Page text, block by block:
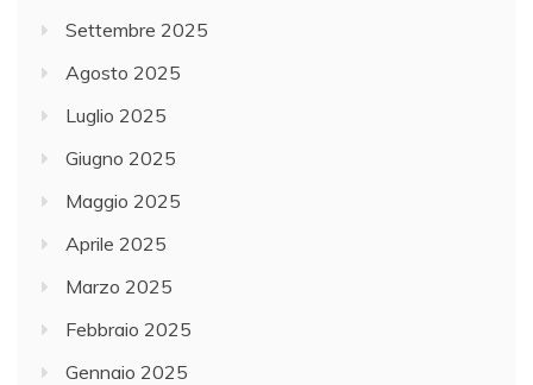
Settembre 2025
Agosto 2025
Luglio 2025
Giugno 2025
Maggio 2025
Aprile 2025
Marzo 2025
Febbraio 2025
Gennaio 2025